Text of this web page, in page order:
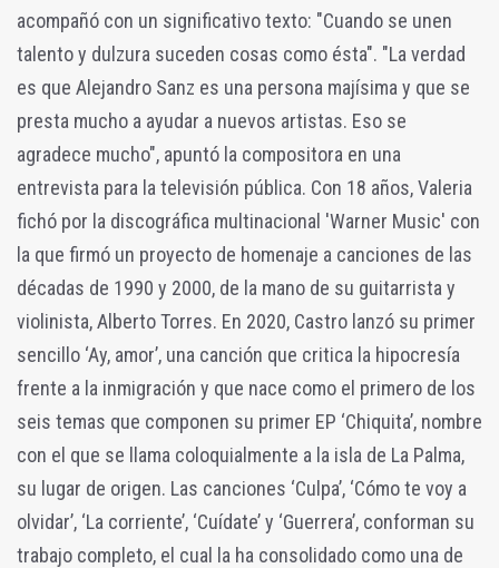
acompañó con un significativo texto: "Cuando se unen
talento y dulzura suceden cosas como ésta". "La verdad
es que Alejandro Sanz es una persona majísima y que se
presta mucho a ayudar a nuevos artistas. Eso se
agradece mucho", apuntó la compositora en una
entrevista para la televisión pública. Con 18 años, Valeria
fichó por la discográfica multinacional 'Warner Music' con
la que firmó un proyecto de homenaje a canciones de las
décadas de 1990 y 2000, de la mano de su guitarrista y
violinista, Alberto Torres. En 2020, Castro lanzó su primer
sencillo ‘Ay, amor’, una canción que critica la hipocresía
frente a la inmigración y que nace como el primero de los
seis temas que componen su primer EP ‘Chiquita’, nombre
con el que se llama coloquialmente a la isla de La Palma,
su lugar de origen. Las canciones ‘Culpa’, ‘Cómo te voy a
olvidar’, ‘La corriente’, ‘Cuídate’ y ‘Guerrera’, conforman su
trabajo completo, el cual la ha consolidado como una de